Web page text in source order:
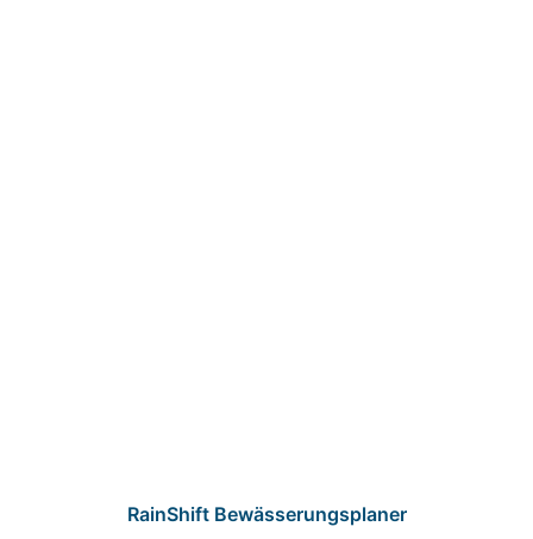
RainShift Bewässerungsplaner